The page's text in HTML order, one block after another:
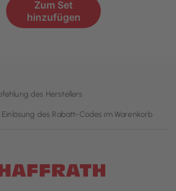
des Herstellers
des Rabatt-Codes im Warenkorb